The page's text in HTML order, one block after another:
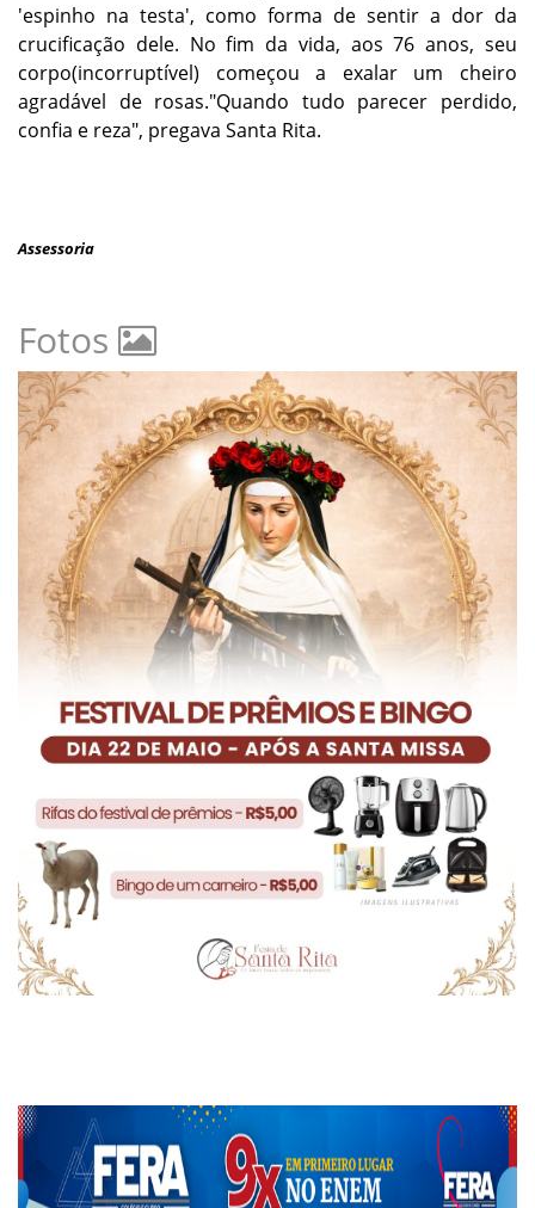
'espinho na testa', como forma de sentir a dor da
crucificação dele. No fim da vida, aos 76 anos, seu
corpo(incorruptível) começou a exalar um cheiro
agradável de rosas."Quando tudo parecer perdido,
confia e reza", pregava Santa Rita.
Assessoria
Fotos